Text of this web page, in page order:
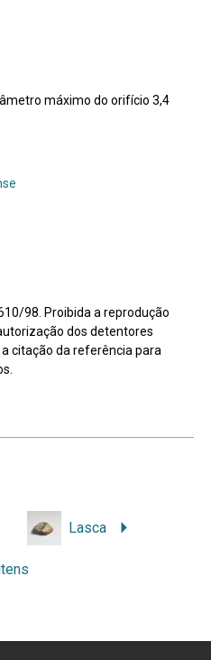
máximo do orifício 3,4
98. Proibida a reprodução
dos detentores
citação da referência para
Lasca